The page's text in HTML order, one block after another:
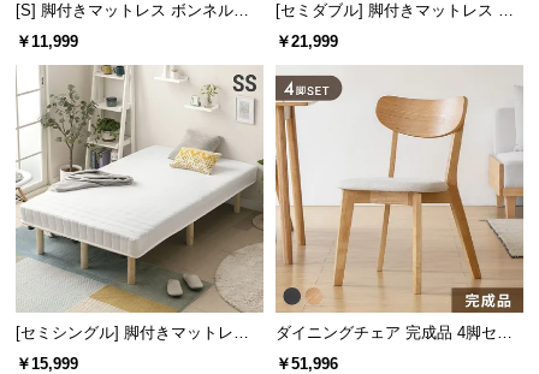
て
会
員
約
に
つ
い
て
[S] 脚付きマットレス ボンネルコ
イル
￥11,999
[セミダブル] 脚付きマットレス ボ
ンネルコイル やさしい肌触り コン
￥21,999
[セミシングル] 脚付きマットレス
脚長25cm ボンネルコイル
￥15,999
ダイニングチェア 完成品 4脚セッ
ト
￥51,996